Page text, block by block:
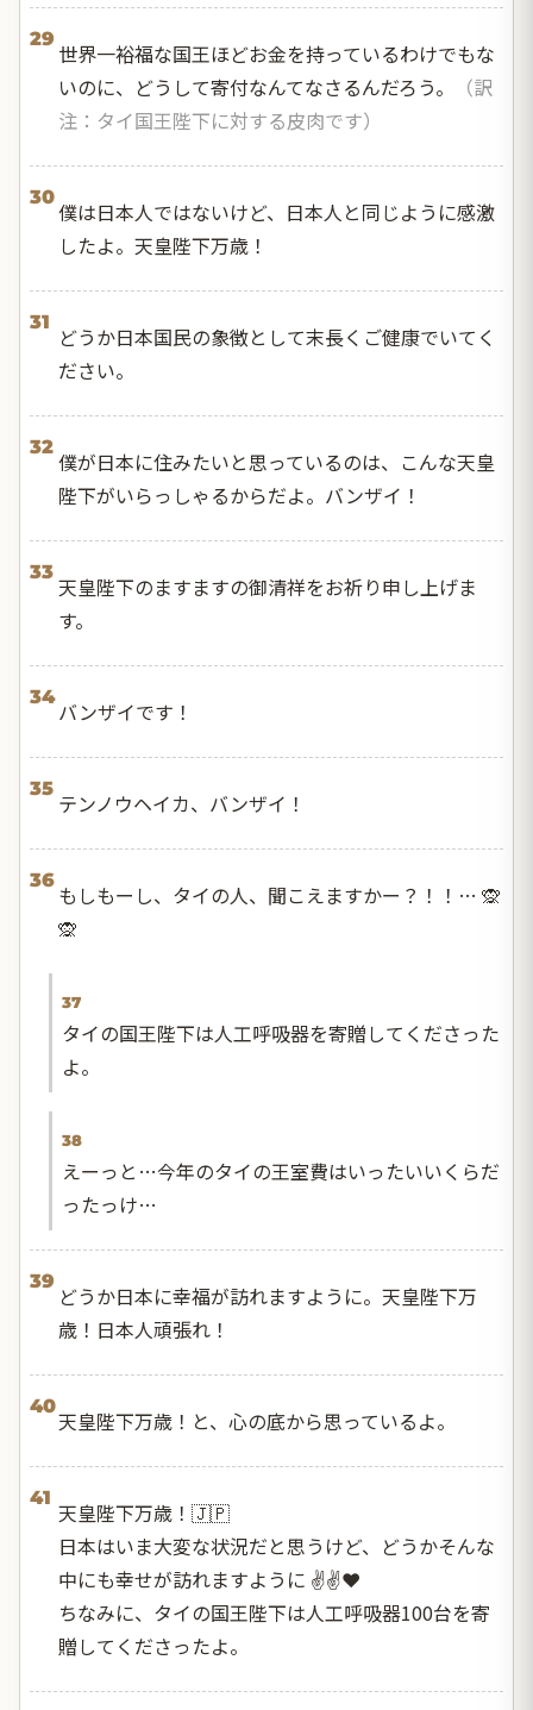
29
世界一裕福な国王ほどお金を持っているわけでもな
いのに、どうして寄付なんてなさるんだろう。
（訳
注：タイ国王陛下に対する皮肉です）
30
僕は日本人ではないけど、日本人と同じように感激
したよ。天皇陛下万歳！
31
どうか日本国民の象徴として末長くご健康でいてく
ださい。
32
僕が日本に住みたいと思っているのは、こんな天皇
陛下がいらっしゃるからだよ。バンザイ！
33
天皇陛下のますますの御清祥をお祈り申し上げま
す。
34
バンザイです！
35
テンノウヘイカ、バンザイ！
36
もしもーし、タイの人、聞こえますかー？！！… 🙊
🙊
37
タイの国王陛下は人工呼吸器を寄贈してくださった
よ。
38
えーっと…今年のタイの王室費はいったいいくらだ
ったっけ…
39
どうか日本に幸福が訪れますように。天皇陛下万
歳！日本人頑張れ！
40
天皇陛下万歳！と、心の底から思っているよ。
41
天皇陛下万歳！🇯🇵
日本はいま大変な状況だと思うけど、どうかそんな
中にも幸せが訪れますように ✌✌❤️
ちなみに、タイの国王陛下は人工呼吸器100台を寄
贈してくださったよ。